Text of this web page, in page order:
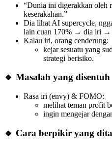
“Dunia ini digerakkan oleh
keserakahan.”
Dia lihat AI supercycle,
lain cuan 170% → dia iri →
Kalau iri, orang cenderung:
kejar sesuatu yang
strategi berisiko.
🔹 Masalah yang disentuh
Rasa iri (envy) & FOMO:
melihat teman profit
ingin mengejar
🔹 Cara berpikir yang